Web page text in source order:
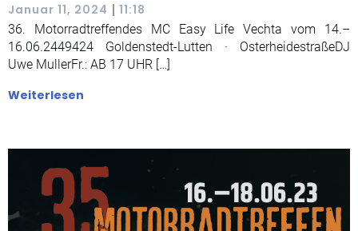
Januar 11, 2024 | 11:18
36. Motorradtreffendes MC Easy Life Vechta vom 14.–
16.06.2449424 Goldenstedt-Lutten · OsterheidestraßeDJ
Uwe MullerFr.: AB 17 UHR […]
Weiterlesen